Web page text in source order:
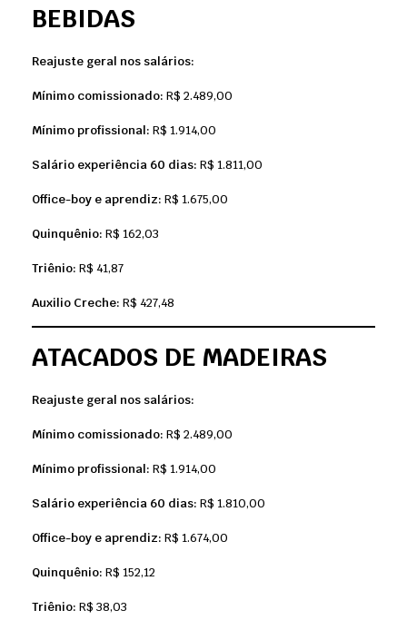
BEBIDAS
Reajuste geral nos salários:
Mínimo comissionado: R$ 2.489,00
Mínimo profissional: R$ 1.914,00
Salário experiência 60 dias: R$ 1.811,00
Office-boy e aprendiz: R$ 1.675,00
Quinquênio: R$ 162,03
Triênio: R$ 41,87
Auxilio Creche: R$ 427,48
ATACADOS DE MADEIRAS
Reajuste geral nos salários:
Mínimo comissionado: R$ 2.489,00
Mínimo profissional: R$ 1.914,00
Salário experiência 60 dias: R$ 1.810,00
Office-boy e aprendiz: R$ 1.674,00
Quinquênio: R$ 152,12
Triênio: R$ 38,03